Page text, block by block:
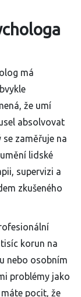
má
že umí
absolvovat
zaměřuje na
lidské
supervizi a
zkušeného
korun na
nebo osobním
problémy jako
pocit, že